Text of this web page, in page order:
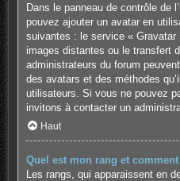
Dans le panneau de contrôle de
pouvez ajouter un avatar en
suivantes : le service « Gravatar
images distantes ou le transfert
administrateurs du forum
des avatars et des méthodes
utilisateurs. Si vous ne pouvez
invitons à contacter un
Haut
Quel est mon rang et
Les rangs, qui apparaissent en